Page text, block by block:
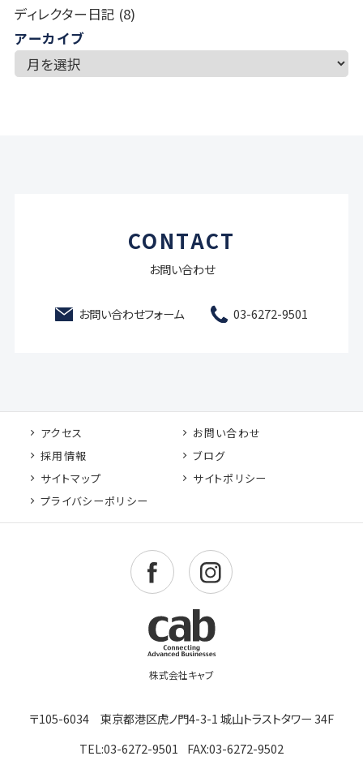
ディレクター日記 (8)
アーカイブ
CONTACT
お問い合わせ
お問い合わせフォーム 03-6272-9501
アクセス
お問い合わせ
採用情報
ブログ
サイトマップ
サイトポリシー
プライバシーポリシー
〒105-6034 東京都港区虎ノ門4-3-1 城山トラストタワー 34F
TEL:03-6272-9501
FAX:03-6272-9502